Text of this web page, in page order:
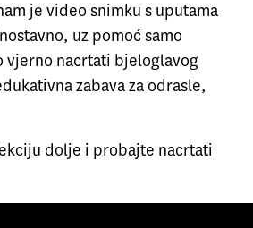
je video snimku s uputama
uz pomoć samo
vjerno nacrtati bjeloglavog
zabava za odrasle,
dolje i probajte nacrtati